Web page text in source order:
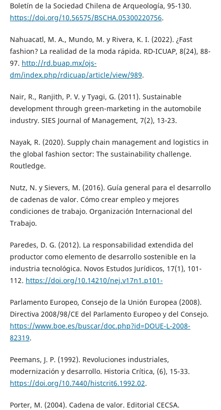
Boletín de la Sociedad Chilena de Arqueología, 95-130.
https://doi.org/10.56575/BSCHA.05300220756.
Nahuacatl, M. A., Mundo, M. y Rivera, K. I. (2022). ¿Fast
fashion? La realidad de la moda rápida. RD-ICUAP, 8(24), 88-
97. http://rd.buap.mx/ojs-
dm/index.php/rdicuap/article/view/989.
Nair, R., Ranjith, P. V. y Tyagi, G. (2011). Sustainable
development through green-marketing in the automobile
industry. SIES Journal of Management, 7(2), 13-23.
Nayak, R. (2020). Supply chain management and logistics in
the global fashion sector: The sustainability challenge.
Routledge.
Nutz, N. y Sievers, M. (2016). Guía general para el desarrollo
de cadenas de valor. Cómo crear empleo y mejores
condiciones de trabajo. Organización Internacional del
Trabajo.
Paredes, D. G. (2012). La responsabilidad extendida del
productor como elemento de desarrollo sostenible en la
industria tecnológica. Novos Estudos Jurídicos, 17(1), 101-
112. https://doi.org/10.14210/nej.v17n1.p101-
Parlamento Europeo, Consejo de la Unión Europea (2008).
Directiva 2008/98/CE del Parlamento Europeo y del Consejo.
https://www.boe.es/buscar/doc.php?id=DOUE-L-2008-
82319.
Peemans, J. P. (1992). Revoluciones industriales,
modernización y desarrollo. Historia Crítica, (6), 15-33.
https://doi.org/10.7440/histcrit6.1992.02.
Porter, M. (2004). Cadena de valor. Editorial CECSA.